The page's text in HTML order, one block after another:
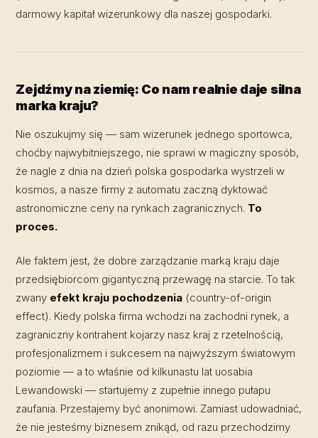
darmowy kapitał wizerunkowy dla naszej gospodarki.
Zejdźmy na ziemię: Co nam realnie daje silna
marka kraju?
Nie oszukujmy się — sam wizerunek jednego sportowca,
choćby najwybitniejszego, nie sprawi w magiczny sposób,
że nagle z dnia na dzień polska gospodarka wystrzeli w
kosmos, a nasze firmy z automatu zaczną dyktować
astronomiczne ceny na rynkach zagranicznych. To
proces.
Ale faktem jest, że dobre zarządzanie marką kraju daje
przedsiębiorcom gigantyczną przewagę na starcie. To tak
zwany efekt kraju pochodzenia (country-of-origin
effect). Kiedy polska firma wchodzi na zachodni rynek, a
zagraniczny kontrahent kojarzy nasz kraj z rzetelnością,
profesjonalizmem i sukcesem na najwyższym światowym
poziomie — a to właśnie od kilkunastu lat uosabia
Lewandowski — startujemy z zupełnie innego pułapu
zaufania. Przestajemy być anonimowi. Zamiast udowadniać,
że nie jesteśmy biznesem znikąd, od razu przechodzimy